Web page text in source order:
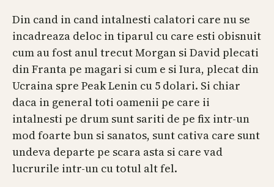
Din cand in cand intalnesti calatori care nu se
incadreaza deloc in tiparul cu care esti obisnuit
cum au fost anul trecut Morgan si David plecati
din Franta pe magari si cum e si Iura, plecat din
Ucraina spre Peak Lenin cu 5 dolari. Si chiar
daca in general toti oamenii pe care ii
intalnesti pe drum sunt sariti de pe fix intr-un
mod foarte bun si sanatos, sunt cativa care sunt
undeva departe pe scara asta si care vad
lucrurile intr-un cu totul alt fel.